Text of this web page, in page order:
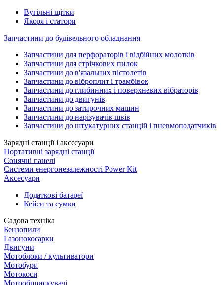
Вугільні щітки
Якоря і статори
Запчастини до будівельного обладнання
Запчастини для перфораторів і відбійних молотків
Запчастини для стрічкових пилок
Запчастини до в'язальних пістолетів
Запчастини до віброплит і трамбівок
Запчастини до глибинних і поверхневих вібраторів
Запчастини до двигунів
Запчастини до затирочних машин
Запчастини до нарізувачів швів
Запчастини до штукатурних станцій і пневмоподатчиків
Зарядні станції і аксесуари
Портативні зарядні станції
Сонячні панелі
Системи енергонезалежності Power Kit
Аксесуари
Додаткові батареї
Кейси та сумки
Садова техніка
Бензопили
Газонокосарки
Двигуни
Мотоблоки / культиватори
Мотобури
Мотокоси
Мотообприскувачі